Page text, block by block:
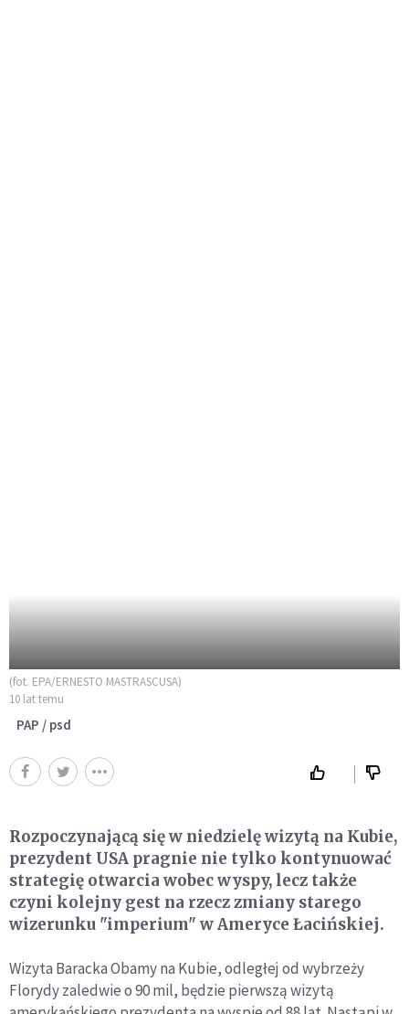
(fot. EPA/ERNESTO MASTRASCUSA)
10 lat temu
PAP / psd
Rozpoczynającą się w niedzielę wizytą na Kubie,
prezydent USA pragnie nie tylko kontynuować
strategię otwarcia wobec wyspy, lecz także
czyni kolejny gest na rzecz zmiany starego
wizerunku "imperium" w Ameryce Łacińskiej.
Wizyta Baracka Obamy na Kubie, odległej od wybrzeży
Florydy zaledwie o 90 mil, będzie pierwszą wizytą